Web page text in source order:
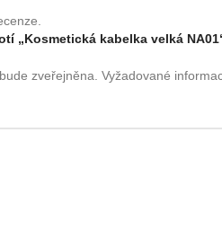
„Kosmetická kabelka velká
zveřejněna. Vyžadované